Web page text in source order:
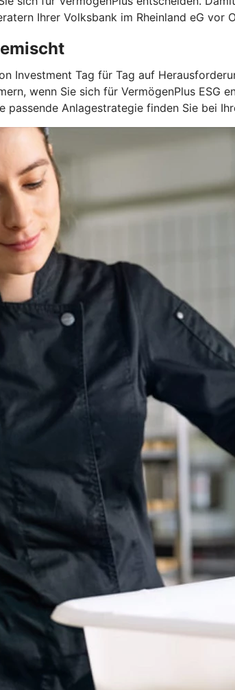
Ihrer Volksbank im Rheinland eG vor
Investment Tag für Tag auf
wenn Sie sich für VermögenPlus ESG
Anlagestrategie finden Sie bei